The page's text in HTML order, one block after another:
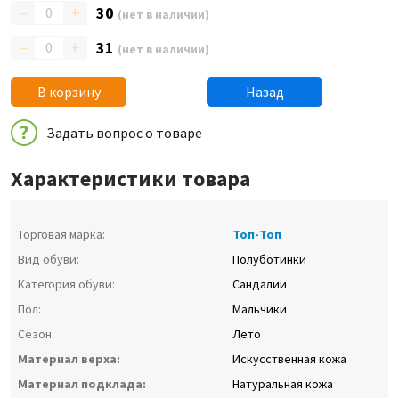
– + 30 (нет в наличии)
– + 31 (нет в наличии)
В корзину Назад
Задать вопрос о товаре
Характеристики товара
Торговая марка:
Топ-Топ
Вид обуви:
Полуботинки
Категория обуви:
Сандалии
Пол:
Мальчики
Сезон:
Лето
Материал верха:
Искусственная кожа
Материал подклада:
Натуральная кожа